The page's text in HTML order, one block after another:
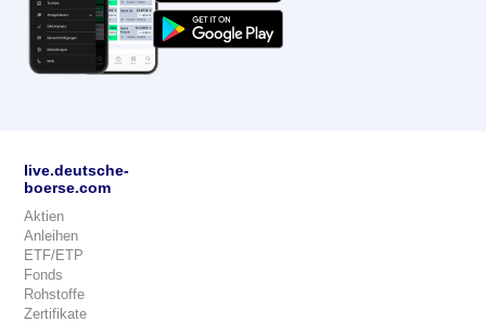
live.deutsche-
boerse.com
Aktien
Anleihen
ETF/ETP
Fonds
Rohstoffe
Zertifikate